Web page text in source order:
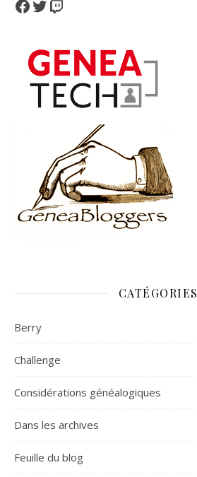
Facebook
TwitterTwitch
CATÉGORIES
Berry
Challenge
Considérations généalogiques
Dans les archives
Feuille du blog